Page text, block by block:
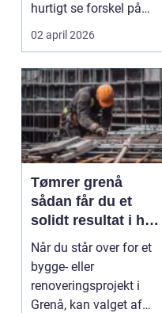
hurtigt se forskel på
gør-det-sel...
02 april 2026
Tømrer grenå
sådan får du et
solidt resultat i høj
kvalitet
Når du står over for et
bygge- eller
renoveringsprojekt i
Grenå, kan valget af